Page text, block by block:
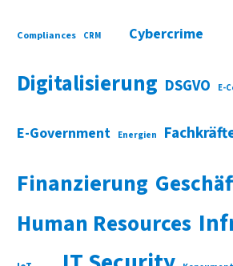
Compliances CRM Cybercrime
Digitalisierung DSGVO E-
E-Government Energien
Finanzierung
Human Resources